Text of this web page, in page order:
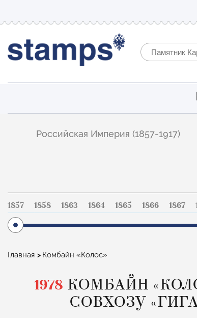
Российская Империя (1857-1917)
1857 1858 1863 1864 1865 1866 1867
Строка
Главная Комбайн «Колос»
1978 КОМБАЙН
СОВХОЗУ